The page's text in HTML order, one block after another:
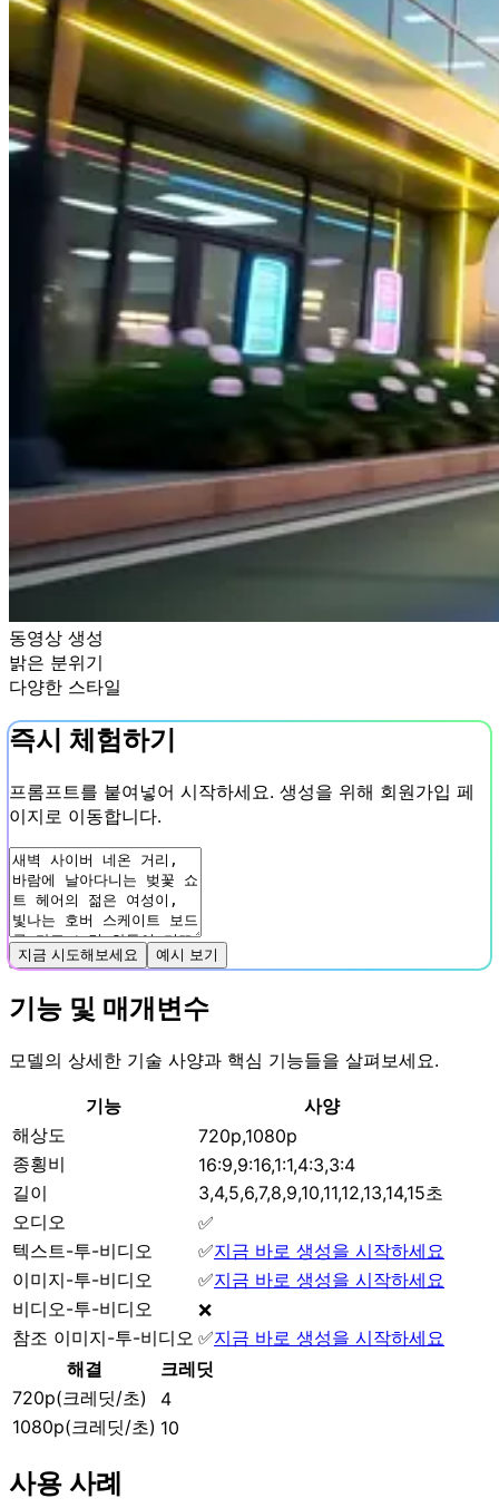
동영상 생성
밝은 분위기
다양한 스타일
즉시 체험하기
프롬프트를 붙여넣어 시작하세요. 생성을 위해 회원가입 페
이지로 이동합니다.
지금 시도해보세요 예시 보기
기능 및 매개변수
모델의 상세한 기술 사양과 핵심 기능들을 살펴보세요.
기능
사양
해상도
720p,1080p
종횡비
16:9,9:16,1:1,4:3,3:4
길이
3,4,5,6,7,8,9,10,11,12,13,14,15초
오디오
✅
텍스트-투-비디오
✅지금 바로 생성을 시작하세요
이미지-투-비디오
✅지금 바로 생성을 시작하세요
비디오-투-비디오
❌
참조 이미지-투-비디오 ✅지금 바로 생성을 시작하세요
해결
크레딧
720p(크레딧/초)
4
1080p(크레딧/초) 10
사용 사례